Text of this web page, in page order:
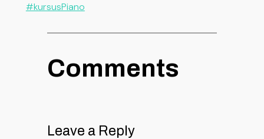
#kursusPiano
Comments
Leave a Reply